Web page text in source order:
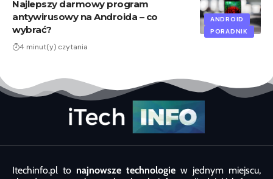
ANDROID
PORADNIK
Najlepszy darmowy program
antywirusowy na Androida – co
wybrać?
4 minut(y) czytania
Itechinfo.pl to najnowsze technologie w jednym miejscu,